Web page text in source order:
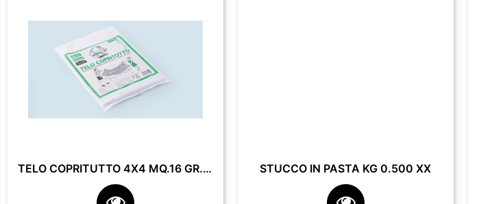
TELO COPRITUTTO 4X4 MQ.16 GR. 200** STUCCO IN PASTA KG 0.500 XX